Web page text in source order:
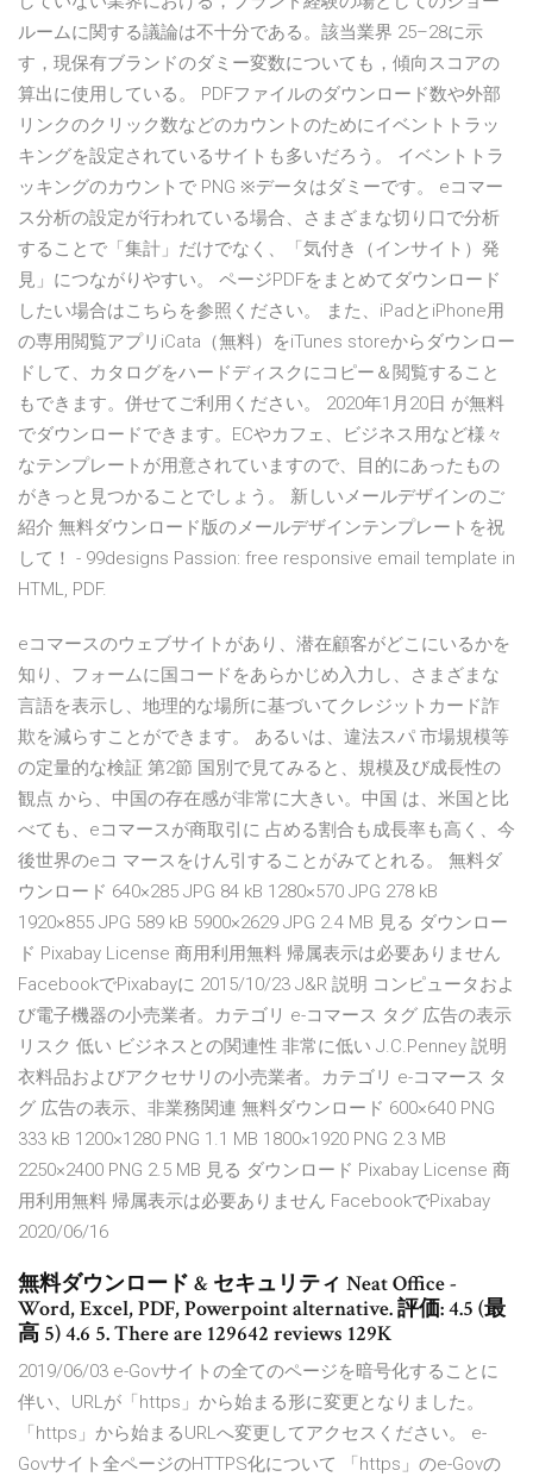
ルームに関する議論は不十分である。該当業界 25–28に示
す，現保有ブランドのダミー変数についても，傾向スコアの
算出に使用している。 PDFファイルのダウンロード数や外部
リンクのクリック数などのカウントのためにイベントトラッ
キングを設定されているサイトも多いだろう。 イベントトラ
ッキングのカウントで PNG ※データはダミーです。 eコマー
ス分析の設定が行われている場合、さまざまな切り口で分析
することで「集計」だけでなく、「気付き（インサイト）発
見」につながりやすい。 ページPDFをまとめてダウンロード
したい場合はこちらを参照ください。 また、iPadとiPhone用
の専用閲覧アプリiCata（無料）をiTunes storeからダウンロー
ドして、カタログをハードディスクにコピー＆閲覧すること
もできます。併せてご利用ください。 2020年1月20日 が無料
でダウンロードできます。ECやカフェ、ビジネス用など様々
なテンプレートが用意されていますので、目的にあったもの
がきっと見つかることでしょう。 新しいメールデザインのご
紹介 無料ダウンロード版のメールデザインテンプレートを祝
して！ - 99designs Passion: free responsive email template in
HTML, PDF.
eコマースのウェブサイトがあり、潜在顧客がどこにいるかを
知り、フォームに国コードをあらかじめ入力し、さまざまな
言語を表示し、地理的な場所に基づいてクレジットカード詐
欺を減らすことができます。 あるいは、違法スパ 市場規模等
の定量的な検証 第2節 国別で見てみると、規模及び成長性の
観点 から、中国の存在感が非常に大きい。中国 は、米国と比
べても、eコマースが商取引に 占める割合も成長率も高く、今
後世界のeコ マースをけん引することがみてとれる。 無料ダ
ウンロード 640×285 JPG 84 kB 1280×570 JPG 278 kB
1920×855 JPG 589 kB 5900×2629 JPG 2.4 MB 見る ダウンロー
ド Pixabay License 商用利用無料 帰属表示は必要ありません
FacebookでPixabayに 2015/10/23 J&R 説明 コンピュータおよ
び電子機器の小売業者。カテゴリ e-コマース タグ 広告の表示
リスク 低い ビジネスとの関連性 非常に低い J.C.Penney 説明
衣料品およびアクセサリの小売業者。カテゴリ e-コマース タ
グ 広告の表示、非業務関連 無料ダウンロード 600×640 PNG
333 kB 1200×1280 PNG 1.1 MB 1800×1920 PNG 2.3 MB
2250×2400 PNG 2.5 MB 見る ダウンロード Pixabay License 商
用利用無料 帰属表示は必要ありません FacebookでPixabay
2020/06/16
無料ダウンロード & セキュリティ Neat Office -
Word, Excel, PDF, Powerpoint alternative. 評価: 4.5 (最
高 5) 4.6 5. There are 129642 reviews 129K
2019/06/03 e-Govサイトの全てのページを暗号化することに
伴い、URLが「https」から始まる形に変更となりました。
「https」から始まるURLへ変更してアクセスください。 e-
Govサイト全ページのHTTPS化について 「https」のe-Govの